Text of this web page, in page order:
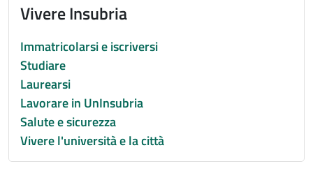
Vivere Insubria
Immatricolarsi e iscriversi
Studiare
Laurearsi
Lavorare in UnInsubria
Salute e sicurezza
Vivere l'università e la città